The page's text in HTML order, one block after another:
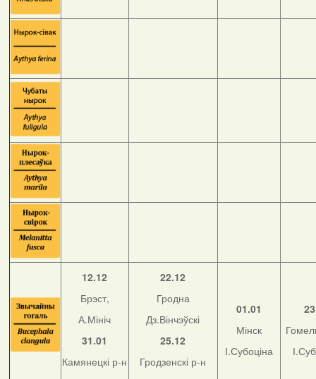
12.12
Брэст,
А.Мініч
31.01
Камянецкі р-н
22.12
Гродна
Дз.Вінчэўскі
25.12
Гродзенскі р-н
01.01
Мінск
І.Субоціна